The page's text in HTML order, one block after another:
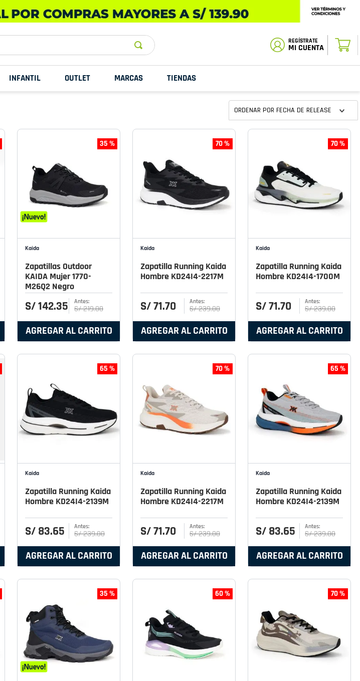
MI CUENTA
INFANTIL OUTLET MARCAS TIENDAS
ORDENAR POR FECHA DE RELEASE
35 %
Kaida
Zapatillas Outdoor
KAIDA Mujer 1770-
M26Q2 Negro
S/142.35 S/219.00
AGREGAR AL CARRITO
70 %
Kaida
Zapatilla Running Kaida
Hombre KD24I4-2217M
S/71.70 S/239.00
AGREGAR AL CARRITO
70 %
Kaida
Zapatilla Running Kaida
Hombre KD24I4-1700M
S/71.70 S/239.00
AGREGAR AL CARRITO
65 %
Kaida
Zapatilla Running Kaida
Hombre KD24I4-2139M
S/ 83.65 S/239.00
AGREGAR AL CARRITO
70 %
Kaida
Zapatilla Running Kaida
Hombre KD24I4-2217M
S/71.70 S/239.00
AGREGAR AL CARRITO
65 %
Kaida
Zapatilla Running Kaida
Hombre KD24I4-2139M
S/ 83.65 S/239.00
AGREGAR AL CARRITO
35 % 60 % 70 %